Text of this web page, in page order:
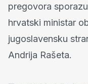
pregovora
hrvatski ministar
jugoslavensku
Andrija Rašeta.